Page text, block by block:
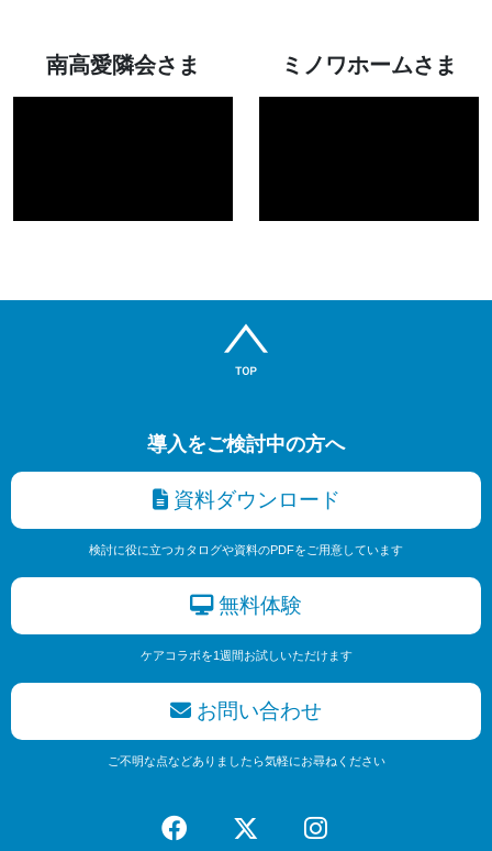
南高愛隣会さま ミノワホームさま
導入をご検討中の方へ
資料ダウンロード
検討に役に立つカタログや資料のPDFをご用意しています
無料体験
ケアコラボを1週間お試しいただけます
お問い合わせ
ご不明な点などありましたら気軽にお尋ねください